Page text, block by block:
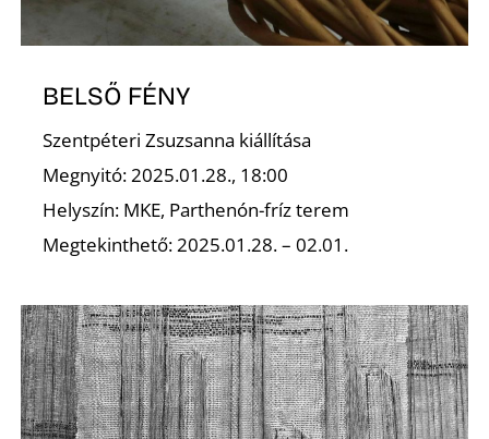
BELSŐ FÉNY
Szentpéteri Zsuzsanna kiállítása
Megnyitó: 2025.01.28., 18:00
Helyszín: MKE, Parthenón-fríz terem
Megtekinthető: 2025.01.28. – 02.01.